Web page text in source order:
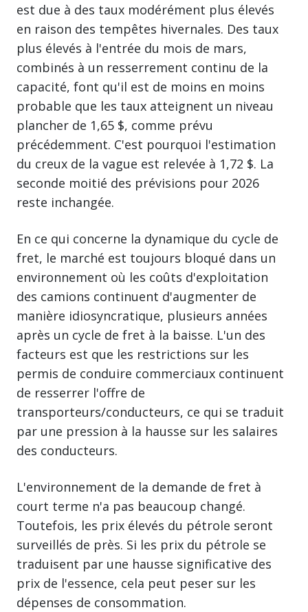
est due à des taux modérément plus élevés
en raison des tempêtes hivernales. Des taux
plus élevés à l'entrée du mois de mars,
combinés à un resserrement continu de la
capacité, font qu'il est de moins en moins
probable que les taux atteignent un niveau
plancher de 1,65 $, comme prévu
précédemment. C'est pourquoi l'estimation
du creux de la vague est relevée à 1,72 $. La
seconde moitié des prévisions pour 2026
reste inchangée.
En ce qui concerne la dynamique du cycle de
fret, le marché est toujours bloqué dans un
environnement où les coûts d'exploitation
des camions continuent d'augmenter de
manière idiosyncratique, plusieurs années
après un cycle de fret à la baisse. L'un des
facteurs est que les restrictions sur les
permis de conduire commerciaux continuent
de resserrer l'offre de
transporteurs/conducteurs, ce qui se traduit
par une pression à la hausse sur les salaires
des conducteurs.
L'environnement de la demande de fret à
court terme n'a pas beaucoup changé.
Toutefois, les prix élevés du pétrole seront
surveillés de près. Si les prix du pétrole se
traduisent par une hausse significative des
prix de l'essence, cela peut peser sur les
dépenses de consommation.